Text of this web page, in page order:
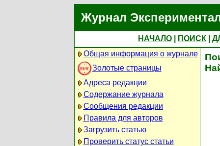
Журнал
НАЧАЛО ПОИСК
Общая информация о журнале
Золотые страницы
Адреса редакции
Содержание журнала
Сообщения редакции
Правила для авторов
Загрузить статью
Проверить статус статьи